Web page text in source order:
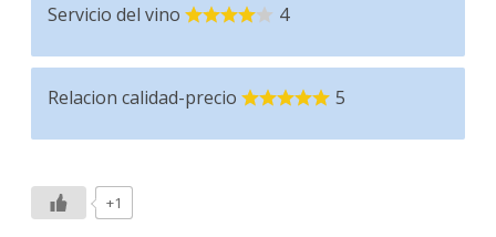
Servicio del vino 4
Relacion calidad-precio 5
+1